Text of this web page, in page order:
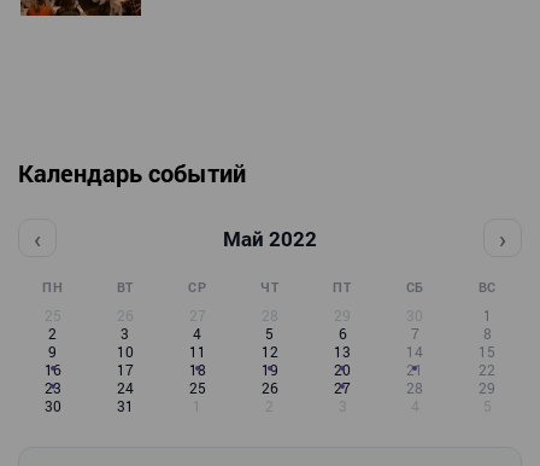
Календарь событий
‹ Май 2022 ›
ПН ВТ СР ЧТ ПТ СБ ВС
25 26 27 28 29 30
1
2
3 4 5 6 7
8
9
10 11 12 13 14
15
16
17 18 19 20 21
22
23
24 25 26 27 28
29
30
31 1 2 3 4 5